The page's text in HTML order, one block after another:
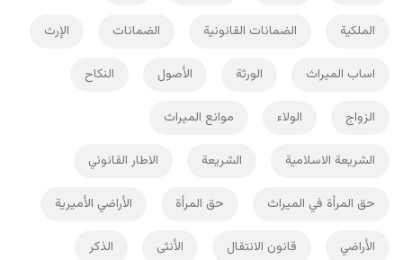
الملكية الضمانات القانونية الضمانات الإرث
اساب الميراث الورثة الأصول النكاح
الزواج الولاء موانع الميراث
الشريعة الاسلامية الشريعة الاطار القانوني
حق المرأة في الميراث حق المرأة الأراضي الأميرية
الأراضي قانون الانتقال الأنثى الذكر